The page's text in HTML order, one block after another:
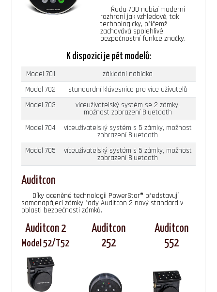
Řada 700 nabízí moderní
rozhraní jak vzhledově, tak
technologicky, přičemž
zachovává spolehlivé
bezpečnostní funkce značky.
K dispozici je pět modelů:
Model 701
základní nabídka
Model 702
standardní klávesnice pro více uživatelů
Model 703
víceuživatelský systém se 2 zámky,
možnost zobrazení Bluetooth
Model 704
víceuživatelský systém s 5 zámky, možnost
zobrazení Bluetooth
Model 705
víceuživatelský systém s 5 zámky, možnost
zobrazení Bluetooth
Auditcon
Díky oceněné technologii PowerStar® představují
samonapájecí zámky řady Auditcon 2 nový standard v
oblasti bezpečnosti zámků.
Auditcon 2
Model 52/T52
Auditcon
252
Auditcon
552